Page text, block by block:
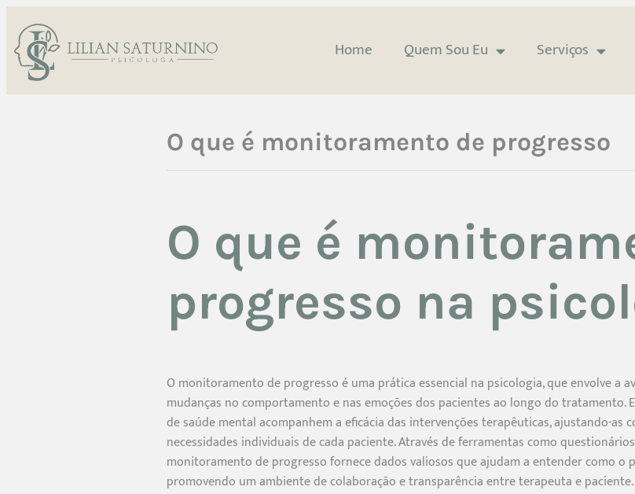
Home Quem Sou Eu Serviços
O que é monitoramento de progresso
O que é
progresso na
O monitoramento de progresso é uma prática essencial na psicologia, que envolve a
mudanças no comportamento e nas emoções dos pacientes ao longo do tratamento.
de saúde mental acompanhem a eficácia das intervenções terapêuticas, ajustando-as
necessidades individuais de cada paciente. Através de ferramentas como
monitoramento de progresso fornece dados valiosos que ajudam a entender como o
promovendo um ambiente de colaboração e transparência entre terapeuta e paciente.